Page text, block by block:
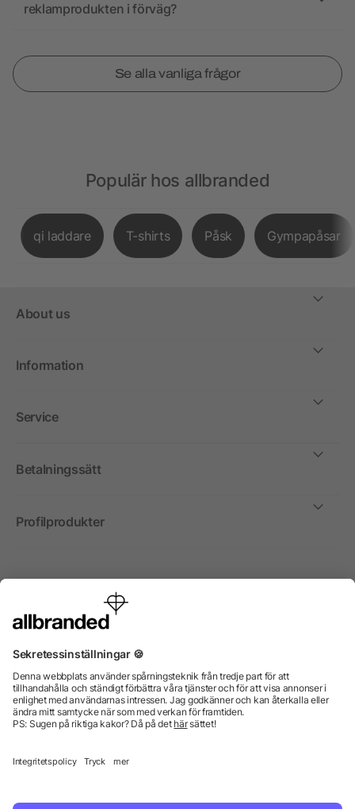
reklamprodukten i förväg?
Se alla vanliga frågor
Populär hos allbranded
qi laddare T-shirts Påsk Gympapåsar
About us
Information
Service
Betalningssätt
Profilprodukter
Internationellt
enbart till företag, institutioner, föreningar och